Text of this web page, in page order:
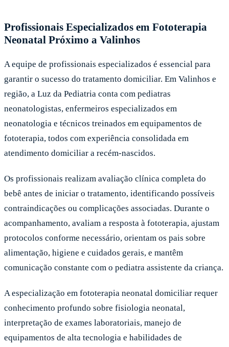
Profissionais Especializados em Fototerapia
Neonatal Próximo a Valinhos
A equipe de profissionais especializados é essencial para
garantir o sucesso do tratamento domiciliar. Em Valinhos e
região, a Luz da Pediatria conta com pediatras
neonatologistas, enfermeiros especializados em
neonatologia e técnicos treinados em equipamentos de
fototerapia, todos com experiência consolidada em
atendimento domiciliar a recém-nascidos.
Os profissionais realizam avaliação clínica completa do
bebê antes de iniciar o tratamento, identificando possíveis
contraindicações ou complicações associadas. Durante o
acompanhamento, avaliam a resposta à fototerapia, ajustam
protocolos conforme necessário, orientam os pais sobre
alimentação, higiene e cuidados gerais, e mantêm
comunicação constante com o pediatra assistente da criança.
A especialização em fototerapia neonatal domiciliar requer
conhecimento profundo sobre fisiologia neonatal,
interpretação de exames laboratoriais, manejo de
equipamentos de alta tecnologia e habilidades de